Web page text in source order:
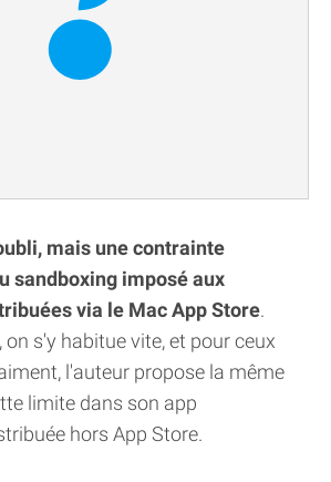
mais une contrainte
sandboxing imposé aux
via le Mac App Store.
on s'y habitue vite, et pour ceux
l'auteur propose la même
limite dans son app
hors App Store.